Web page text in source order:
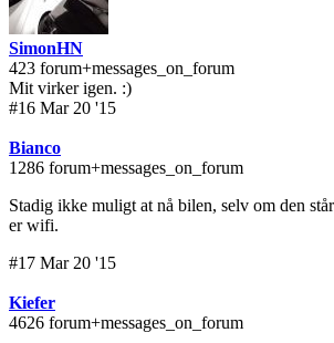
SimonHN
423 forum+messages_on_forum
Mit virker igen. :)
#16 Mar 20 '15
Bianco
1286 forum+messages_on_forum
Stadig ikke muligt at nå bilen, selv om den
er wifi.
#17 Mar 20 '15
Kiefer
4626 forum+messages_on_forum